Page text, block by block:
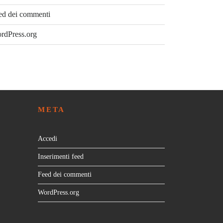
dei commenti
META
Accedi
Inserimenti feed
Feed dei commenti
WordPress.org